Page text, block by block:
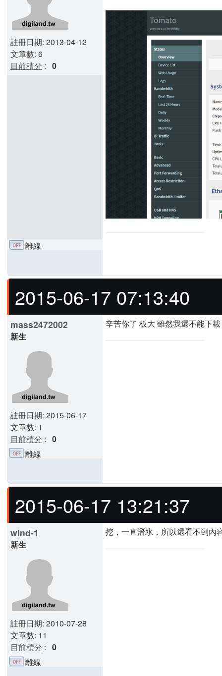
註冊日期: 2013-04-12
文章數: 6
目前積分 : 0
離線
2015-06-17 07:13:40
mass2472002
新生
註冊日期: 2015-06-17
文章數: 1
目前積分 : 0
辛苦你了 板大 雖然我還不能下
離線
2015-06-17 13:21:37
wind-1
新生
註冊日期: 2010-07-28
文章數: 11
目前積分 : 0
挖，一直潛水，所以還看不到內
離線